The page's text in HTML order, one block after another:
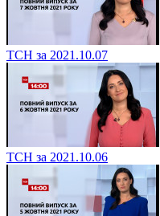
ТСН за 2021.10.07
ТСН за 2021.10.06